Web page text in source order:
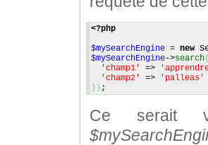
<?php
$mySearchEngine = new
$mySearchEngine->search
'champ1'
=>
'champ2'
=>
'palleas'
) ) ;
Ce serait